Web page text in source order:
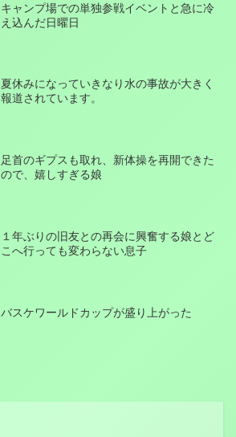
キャンプ場での単独参戦イベントと急に冷
え込んだ日曜日
夏休みになっていきなり水の事故が大きく
報道されています。
足首のギプスも取れ、新体操を再開できた
ので、嬉しすぎる娘
１年ぶりの旧友との再会に興奮する娘とど
こへ行っても変わらない息子
バスケワールドカップが盛り上がった